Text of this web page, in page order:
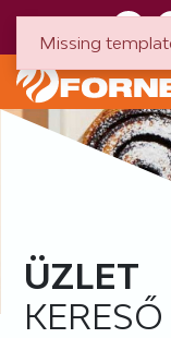
ÜZLET
KERESŐ
Missing